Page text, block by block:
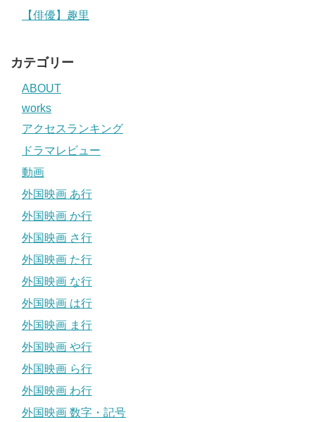
【俳優】趣里
カテゴリー
ABOUT
works
アクセスランキング
ドラマレビュー
動画
外国映画 あ行
外国映画 か行
外国映画 さ行
外国映画 た行
外国映画 な行
外国映画 は行
外国映画 ま行
外国映画 や行
外国映画 ら行
外国映画 わ行
外国映画 数字・記号